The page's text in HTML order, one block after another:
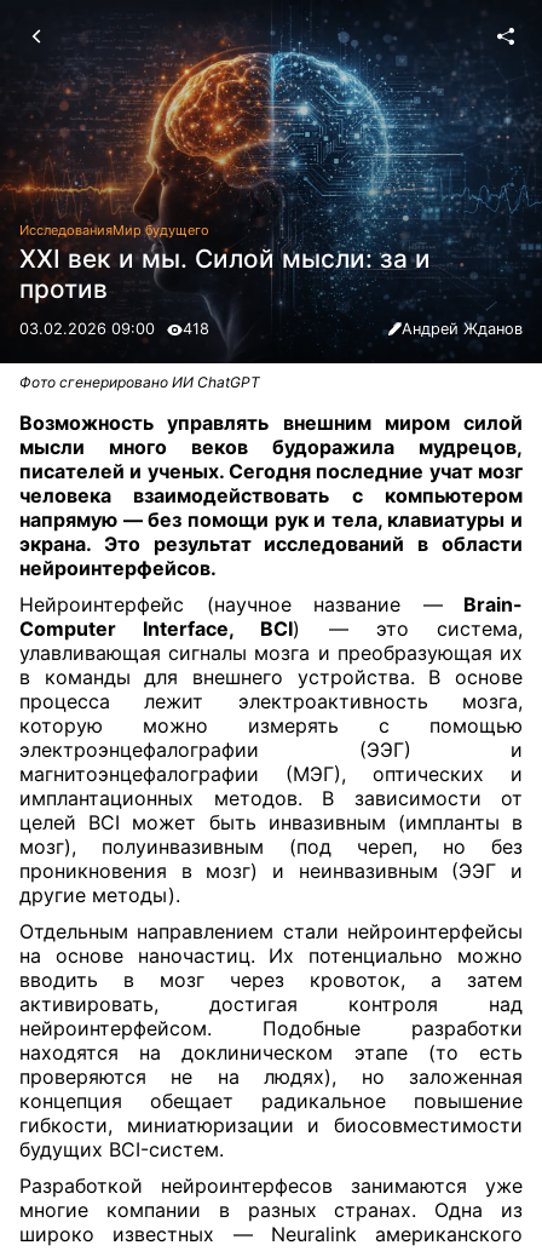
ИсследованияМир будущего
XXI век и мы. Силой мысли: за и
против
03.02.2026 09:00 418 Андрей Жданов
Фото сгенерировано ИИ ChatGPT
Возможность управлять внешним миром силой
мысли много веков будоражила мудрецов,
писателей и ученых. Сегодня последние учат мозг
человека взаимодействовать с компьютером
напрямую — без помощи рук и тела, клавиатуры и
экрана. Это результат исследований в области
нейроинтерфейсов.
Нейроинтерфейс (научное название —Brain-
Computer Interface, BCI) — это система,
улавливающая сигналы мозга и преобразующая их
в команды для внешнего устройства. В основе
процесса лежит электроактивность мозга,
которую можно измерять с помощью
электроэнцефалографии (ЭЭГ) и
магнитоэнцефалографии (МЭГ), оптических и
имплантационных методов. В зависимости от
целей BCI может быть инвазивным (импланты в
мозг), полуинвазивным (под череп, но без
проникновения в мозг) и неинвазивным (ЭЭГ и
другие методы).
Отдельным направлением стали нейроинтерфейсы
на основе наночастиц. Их потенциально можно
вводить в мозг через кровоток, а затем
активировать, достигая контроля над
нейроинтерфейсом. Подобные разработки
находятся на доклиническом этапе (то есть
проверяются не на людях), но заложенная
концепция обещает радикальное повышение
гибкости, миниатюризации и биосовместимости
будущих BCI-систем.
Разработкой нейроинтерфесов занимаются уже
многие компании в разных странах. Одна из
широко известных — Neuralink американского